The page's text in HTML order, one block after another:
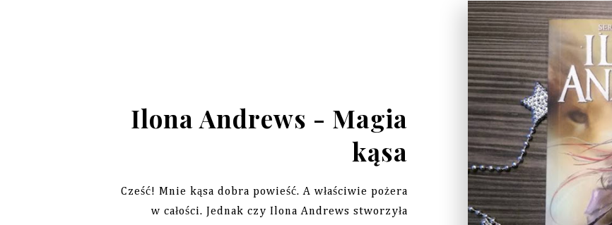
Ilona Andrews - Magia
kąsa
Cześć! Mnie kąsa dobra powieść. A właściwie pożera
w całości. Jednak czy Ilona Andrews stworzyła